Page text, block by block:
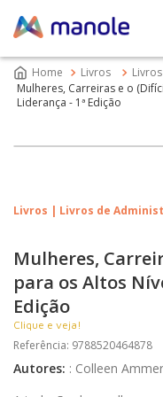
Livros
Mulheres, Carreiras e o
Liderança - 1ª Edição
Livros | Livros de
Mulheres,
para os Altos
Edição
Clique e veja!
Referência: 9788520464878
Autores: : Colleen